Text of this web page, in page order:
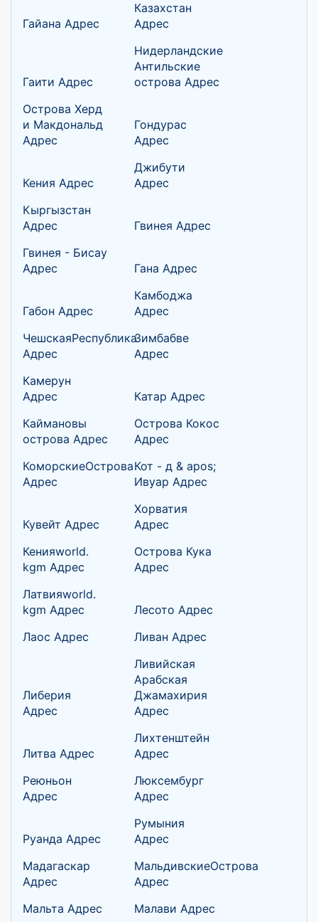
Гайана Адрес
Казахстан
Адрес
Гаити Адрес
Нидерландские
Антильские
острова Адрес
Острова Херд
и Макдональд
Адрес
Гондурас
Адрес
Кения Адрес
Джибути
Адрес
Кыргызстан
Адрес
Гвинея Адрес
Гвинея - Бисау
Адрес
Гана Адрес
Габон Адрес
Камбоджа
Адрес
ЧешскаяРеспублика
Адрес
Зимбабве
Адрес
Камерун
Адрес
Катар Адрес
Каймановы
острова Адрес
Острова Кокос
Адрес
КоморскиеОстрова
Адрес
Кот - д & apos;
Ивуар Адрес
Кувейт Адрес
Хорватия
Адрес
Кенияworld.
kgm Адрес
Острова Кука
Адрес
Латвияworld.
kgm Адрес
Лесото Адрес
Лаос Адрес
Ливан Адрес
Либерия
Адрес
Ливийская
Арабская
Джамахирия
Адрес
Литва Адрес
Лихтенштейн
Адрес
Реюньон
Адрес
Люксембург
Адрес
Руанда Адрес
Румыния
Адрес
Мадагаскар
Адрес
МальдивскиеОстрова
Адрес
Мальта Адрес
Малави Адрес